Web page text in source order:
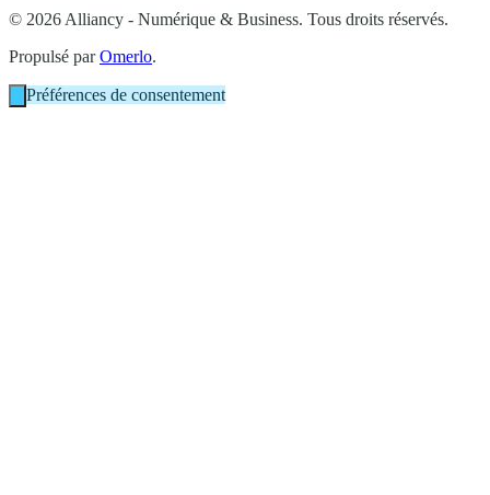
© 2026 Alliancy - Numérique & Business. Tous droits réservés.
Propulsé parOmerlo.
Préférences de consentement